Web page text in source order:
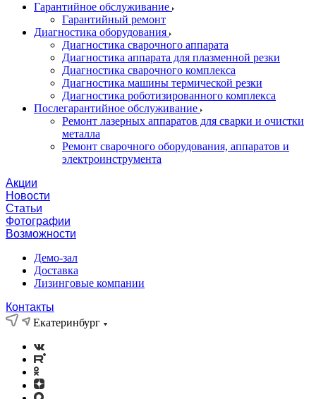
Гарантийное обслуживание
Гарантийный ремонт
Диагностика оборудования
Диагностика сварочного аппарата
Диагностика аппарата для плазменной резки
Диагностика сварочного комплекса
Диагностика машины термической резки
Диагностика роботизированного комплекса
Послегарантийное обслуживание
Ремонт лазерных аппаратов для сварки и очистки
металла
Ремонт сварочного оборудования, аппаратов и
электроинструмента
Акции
Новости
Статьи
Фотографии
Возможности
Демо-зал
Доставка
Лизинговые компании
Контакты
Екатеринбург